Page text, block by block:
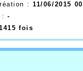
: 11/06/2015
: -
fois